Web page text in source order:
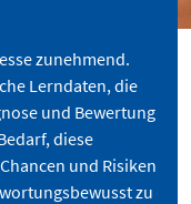
zunehmend.
Lerndaten, die
und Bewertung
diese
und Risiken
zu